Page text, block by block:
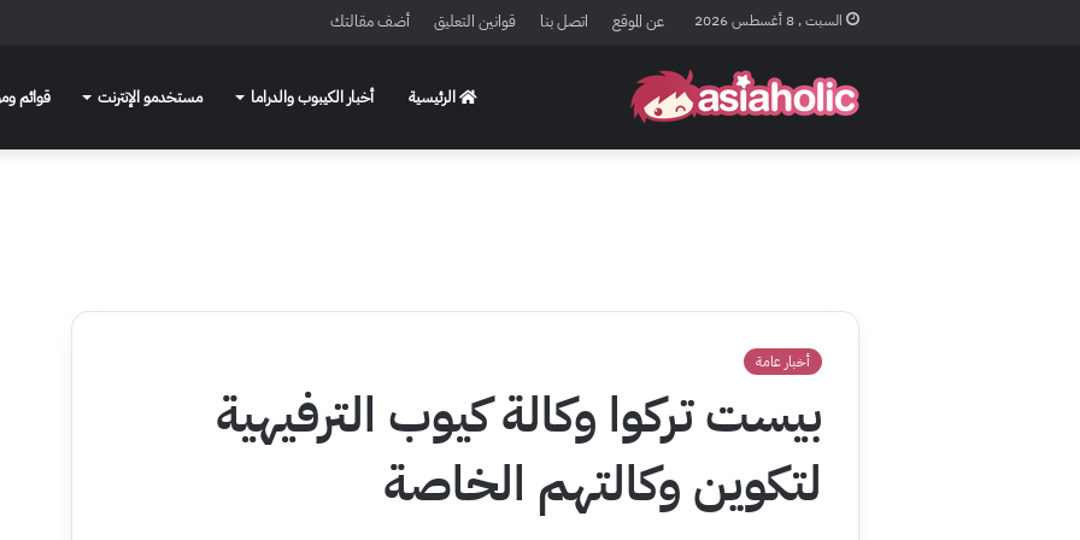
السبت , 8 أغسطس 2026 عن الموقع اتصل بنا قوانين التعليق أضف مقالتك
الرئيسية أخبار الكيبوب والدراما مستخدمو الإنترنت قوائم
أخبار عامة
بيست تركوا وكالة كيوب الترفيهية
لتكوين وكالتهم الخاصة